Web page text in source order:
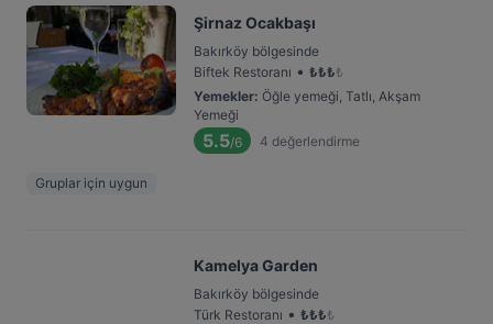
Şirnaz Ocakbaşı
Bakırköy bölgesinde
Biftek Restoranı • ₺₺₺₺
Yemekler: Öğle yemeği, Tatlı, Akşam
Yemeği
5.5/6 4 değerlendirme
Gruplar için uygun
Kamelya Garden
Bakırköy bölgesinde
Türk Restoranı • ₺₺₺₺